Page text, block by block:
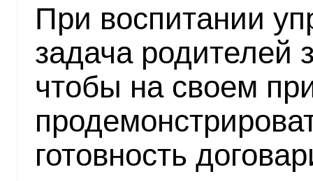
При воспитании
задача родителей
чтобы на своем
готовность